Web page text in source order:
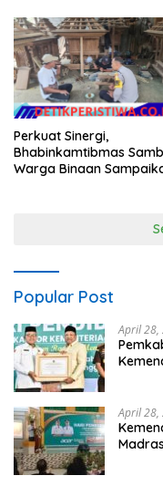
Perkuat Sinergi,
Bhabinkamtibmas
Warga Binaan
Popular Post
April 28,
April 28,